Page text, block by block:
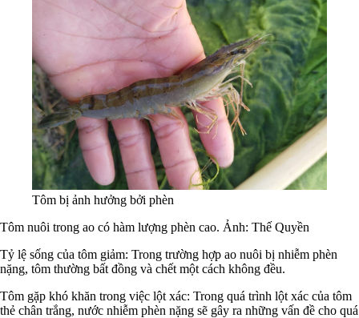
Tôm bị ảnh hưởng bởi phèn
Tôm nuôi trong ao có hàm lượng phèn cao. Ảnh: Thế Quyền
Tỷ lệ sống của tôm giảm: Trong trường hợp ao nuôi bị nhiễm phèn
nặng, tôm thường bất đồng và chết một cách không đều.
Tôm gặp khó khăn trong việc lột xác: Trong quá trình lột xác của tôm
thẻ chân trắng, nước nhiễm phèn nặng sẽ gây ra những vấn đề cho quá